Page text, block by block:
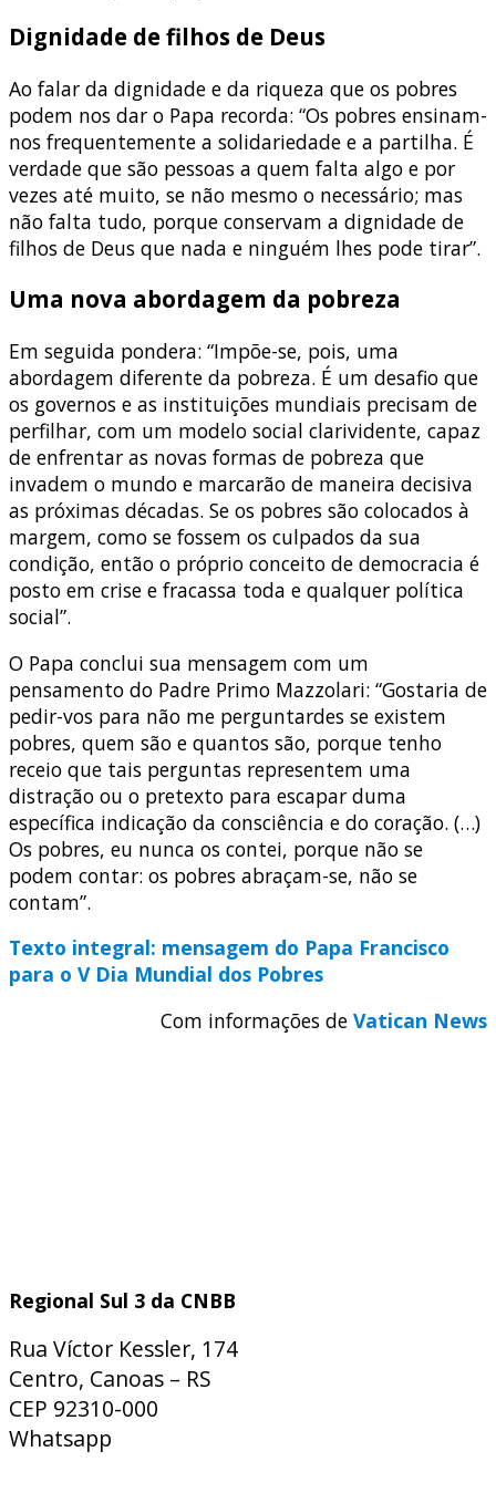
Dignidade de filhos de Deus
Ao falar da dignidade e da riqueza que os pobres
podem nos dar o Papa recorda: “Os pobres ensinam-
nos frequentemente a solidariedade e a partilha. É
verdade que são pessoas a quem falta algo e por
vezes até muito, se não mesmo o necessário; mas
não falta tudo, porque conservam a dignidade de
filhos de Deus que nada e ninguém lhes pode tirar”.
Uma nova abordagem da pobreza
Em seguida pondera: “Impõe-se, pois, uma
abordagem diferente da pobreza. É um desafio que
os governos e as instituições mundiais precisam de
perfilhar, com um modelo social clarividente, capaz
de enfrentar as novas formas de pobreza que
invadem o mundo e marcarão de maneira decisiva
as próximas décadas. Se os pobres são colocados à
margem, como se fossem os culpados da sua
condição, então o próprio conceito de democracia é
posto em crise e fracassa toda e qualquer política
social”.
O Papa conclui sua mensagem com um
pensamento do Padre Primo Mazzolari: “Gostaria de
pedir-vos para não me perguntardes se existem
pobres, quem são e quantos são, porque tenho
receio que tais perguntas representem uma
distração ou o pretexto para escapar duma
específica indicação da consciência e do coração. (…)
Os pobres, eu nunca os contei, porque não se
podem contar: os pobres abraçam-se, não se
contam”.
Texto integral: mensagem do Papa Francisco
para o V Dia Mundial dos Pobres
Com informações de Vatican News
Regional Sul 3 da CNBB
Rua Víctor Kessler, 174
Centro, Canoas – RS
CEP 92310-000
Whatsapp